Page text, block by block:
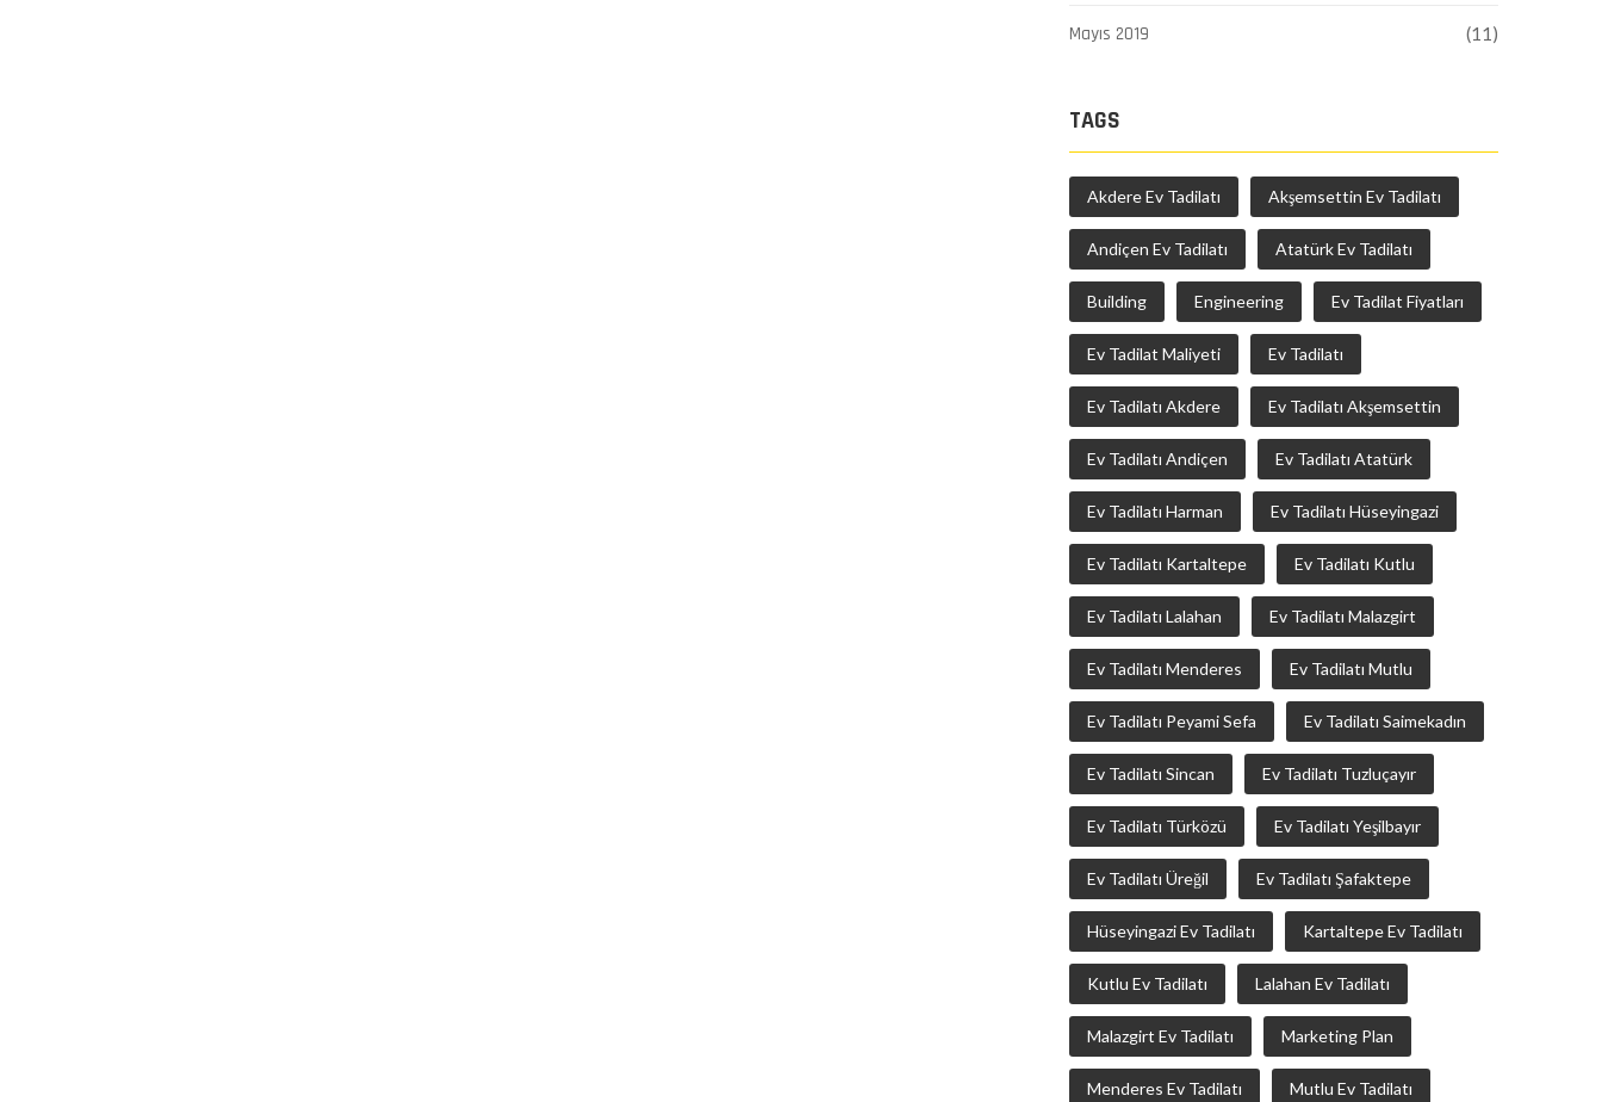
Mayıs 2019 (11)
TAGS
Akdere Ev Tadilatı Akşemsettin Ev Tadilatı
Andiçen Ev Tadilatı Atatürk Ev Tadilatı
Building Engineering Ev Tadilat Fiyatları
Ev Tadilat Maliyeti Ev Tadilatı
Ev Tadilatı Akdere Ev Tadilatı Akşemsettin
Ev Tadilatı Andiçen Ev Tadilatı Atatürk
Ev Tadilatı Harman Ev Tadilatı Hüseyingazi
Ev Tadilatı Kartaltepe Ev Tadilatı Kutlu
Ev Tadilatı Lalahan Ev Tadilatı Malazgirt
Ev Tadilatı Menderes Ev Tadilatı Mutlu
Ev Tadilatı Peyami Sefa Ev Tadilatı Saimekadın
Ev Tadilatı Sincan Ev Tadilatı Tuzluçayır
Ev Tadilatı Türközü Ev Tadilatı Yeşilbayır
Ev Tadilatı Üreğil Ev Tadilatı Şafaktepe
Hüseyingazi Ev Tadilatı Kartaltepe Ev Tadilatı
Kutlu Ev Tadilatı Lalahan Ev Tadilatı
Malazgirt Ev Tadilatı Marketing Plan
Menderes Ev Tadilatı Mutlu Ev Tadilatı